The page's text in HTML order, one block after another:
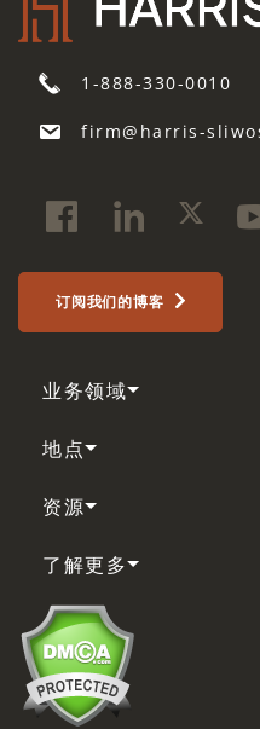
1-888-330-0010
firm@harris-
订阅我们的博客
业务领域
地点
资源
了解更多